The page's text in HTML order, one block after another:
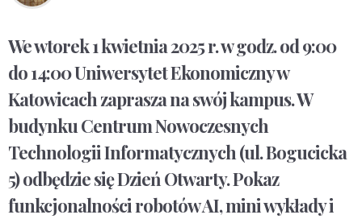
We wtorek 1 kwietnia 2025 r. w godz. od 9:00
do 14:00 Uniwersytet Ekonomiczny w
Katowicach zaprasza na swój kampus. W
budynku Centrum Nowoczesnych
Technologii Informatycznych (ul. Bogucicka
5) odbędzie się Dzień Otwarty. Pokaz
funkcjonalności robotów AI, mini wykłady i